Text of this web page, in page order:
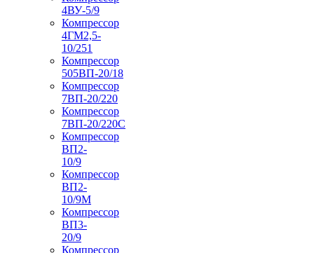
4ВУ-5/9
Компрессор
4ГМ2,5-
10/251
Компрессор
505ВП-20/18
Компрессор
7ВП-20/220
Компрессор
7ВП-20/220С
Компрессор
ВП2-
10/9
Компрессор
ВП2-
10/9М
Компрессор
ВП3-
20/9
Компрессор